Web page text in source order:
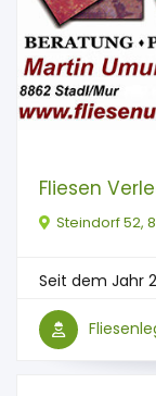
Fliesen
Steindorf 52,
Seit dem Jahr